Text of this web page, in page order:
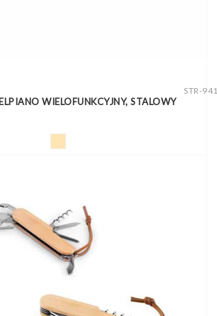
STR-
WIELOFUNKCYJNY, STALOWY